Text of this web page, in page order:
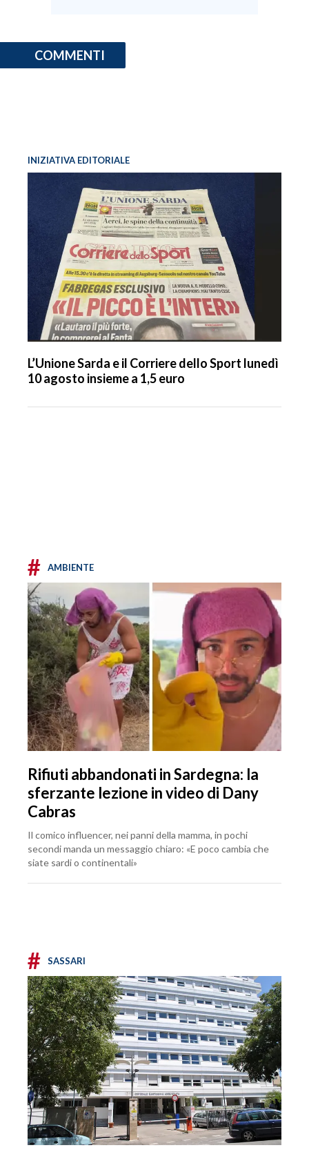
COMMENTI
INIZIATIVA EDITORIALE
L’Unione Sarda e il Corriere dello Sport lunedì
10 agosto insieme a 1,5 euro
# AMBIENTE
Rifiuti abbandonati in Sardegna: la
sferzante lezione in video di Dany
Cabras
Il comico influencer, nei panni della mamma, in pochi
secondi manda un messaggio chiaro: «E poco cambia che
siate sardi o continentali»
# SASSARI